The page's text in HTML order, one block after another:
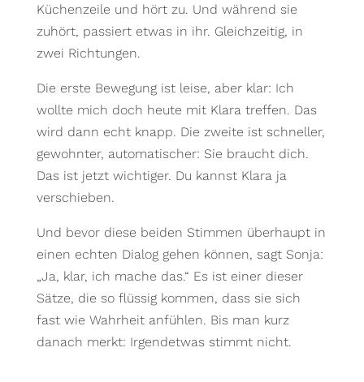
Küchenzeile und hört zu. Und während sie
zuhört, passiert etwas in ihr. Gleichzeitig, in
zwei Richtungen.
Die erste Bewegung ist leise, aber klar: Ich
wollte mich doch heute mit Klara treffen. Das
wird dann echt knapp. Die zweite ist schneller,
gewohnter, automatischer: Sie braucht dich.
Das ist jetzt wichtiger. Du kannst Klara ja
verschieben.
Und bevor diese beiden Stimmen überhaupt in
einen echten Dialog gehen können, sagt Sonja:
„Ja, klar, ich mache das.“ Es ist einer dieser
Sätze, die so flüssig kommen, dass sie sich
fast wie Wahrheit anfühlen. Bis man kurz
danach merkt: Irgendetwas stimmt nicht.